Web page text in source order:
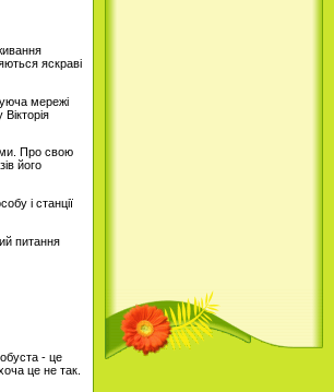
яскраві
мережі
Про свою
його
і станції
питання
- це
це не так.